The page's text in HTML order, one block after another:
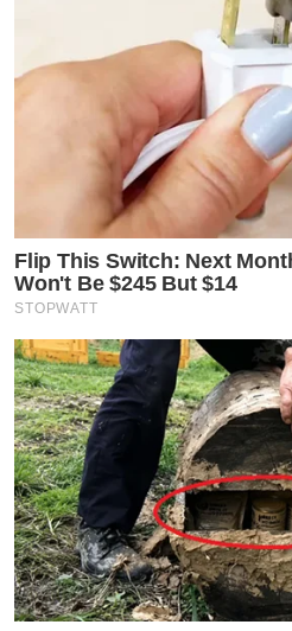
Flip This Switch: Next
Won't Be $245 But $14
STOPWATT